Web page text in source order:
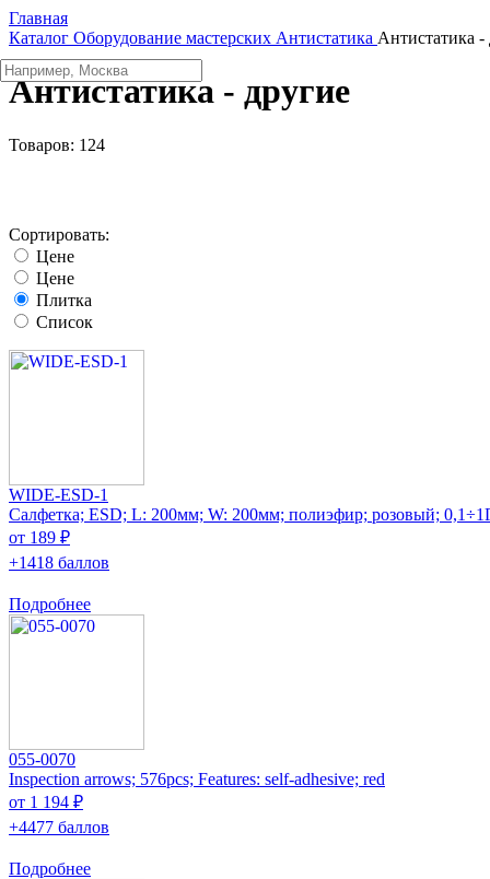
Главная
Каталог Оборудование мастерских Aнтистатика Антистатика -
Антистатика - другие
Товаров: 124
Сортировать:
Цене
Цене
Плитка
Список
WIDE-ESD-1
Салфетка; ESD; L: 200мм; W: 200мм; полиэфир; розовый;
от 189 ₽
+1418 баллов
Подробнее
055-0070
Inspection arrows; 576pcs; Features: self-adhesive; red
от 1 194 ₽
+4477 баллов
Подробнее